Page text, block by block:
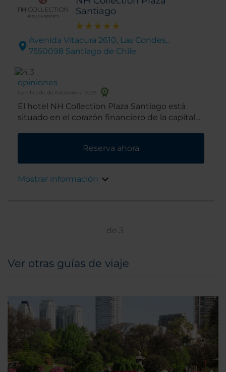
Santiago
Avenida Vitacura 2610, Las Condes,.
7550098 Santiago de Chile
opiniones
Certificado de Excelencia 2025
El hotel NH Collection Plaza Santiago está
situado en el corazón financiero de la capital
alrededores se encuentran las sedes de varias
de las empresas más importantes de la
dando un pequeño paseo llegará con
Reserva ahora
Mostrar información
de 3
Ver otras guías de viaje